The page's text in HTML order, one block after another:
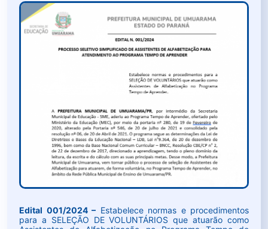
Edital 001/2024 – Estabelece normas e procedimentos
para a SELEÇÃO DE VOLUNTÁRIOS que atuarão como